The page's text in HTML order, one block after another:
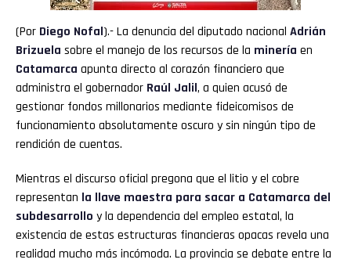
(Por Diego Nofal).- La denuncia del diputado nacional Adrián
Brizuela sobre el manejo de los recursos de la minería en
Catamarca apunta directo al corazón financiero que
administra el gobernador Raúl Jalil, a quien acusó de
gestionar fondos millonarios mediante fideicomisos de
funcionamiento absolutamente oscuro y sin ningún tipo de
rendición de cuentas.
Mientras el discurso oficial pregona que el litio y el cobre
representan la llave maestra para sacar a Catamarca del
subdesarrollo y la dependencia del empleo estatal, la
existencia de estas estructuras financieras opacas revela una
realidad mucho más incómoda. La provincia se debate entre la